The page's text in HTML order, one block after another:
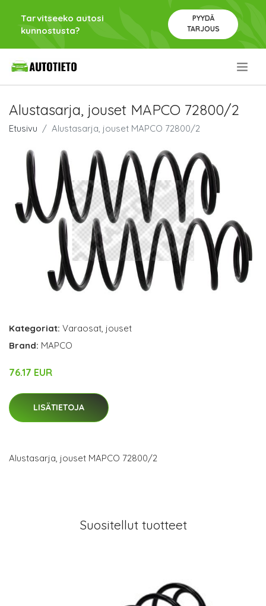
Tarvitseeko autosi
kunnostusta?
PYYDÄ
TARJOUS
Alustasarja, jouset MAPCO 72800/2
Etusivu Alustasarja, jouset MAPCO 72800/2
Kategoriat: Varaosat, jouset
Brand: MAPCO
76.17 EUR
LISÄTIETOJA
Alustasarja, jouset MAPCO 72800/2
Suositellut tuotteet